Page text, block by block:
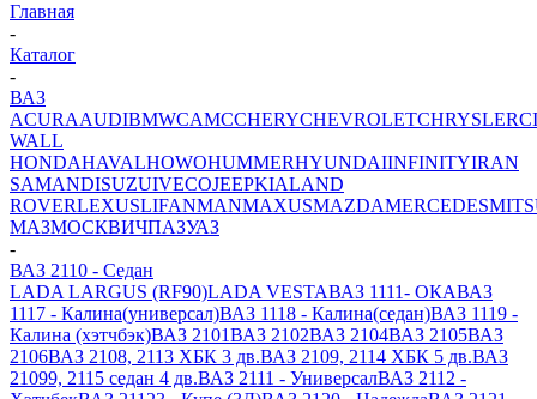
Главная
-
Каталог
-
ВАЗ
ACURAAUDIBMWCAMCCHERYCHEVROLETCHRYSLER
WALL
HONDAHAVALHOWOHUMMERHYUNDAIINFINITYIRAN
SAMANDISUZUIVECOJEEPKIALAND
ROVERLEXUSLIFANMANMAXUSMAZDAMERCEDES
МАЗМОСКВИЧПАЗУАЗ
-
ВАЗ 2110 - Седан
LADA LARGUS (RF90)LADA VESTAВАЗ 1111- ОКАВАЗ
1117 - Калина(универсал)ВАЗ 1118 - Калина(седан)ВАЗ 1119 -
Калина (хэтчбэк)ВАЗ 2101ВАЗ 2102ВАЗ 2104ВАЗ 2105ВАЗ
2106ВАЗ 2108, 2113 ХБК 3 дв.ВАЗ 2109, 2114 ХБК 5 дв.ВАЗ
21099, 2115 седан 4 дв.ВАЗ 2111 - УниверсалВАЗ 2112 -